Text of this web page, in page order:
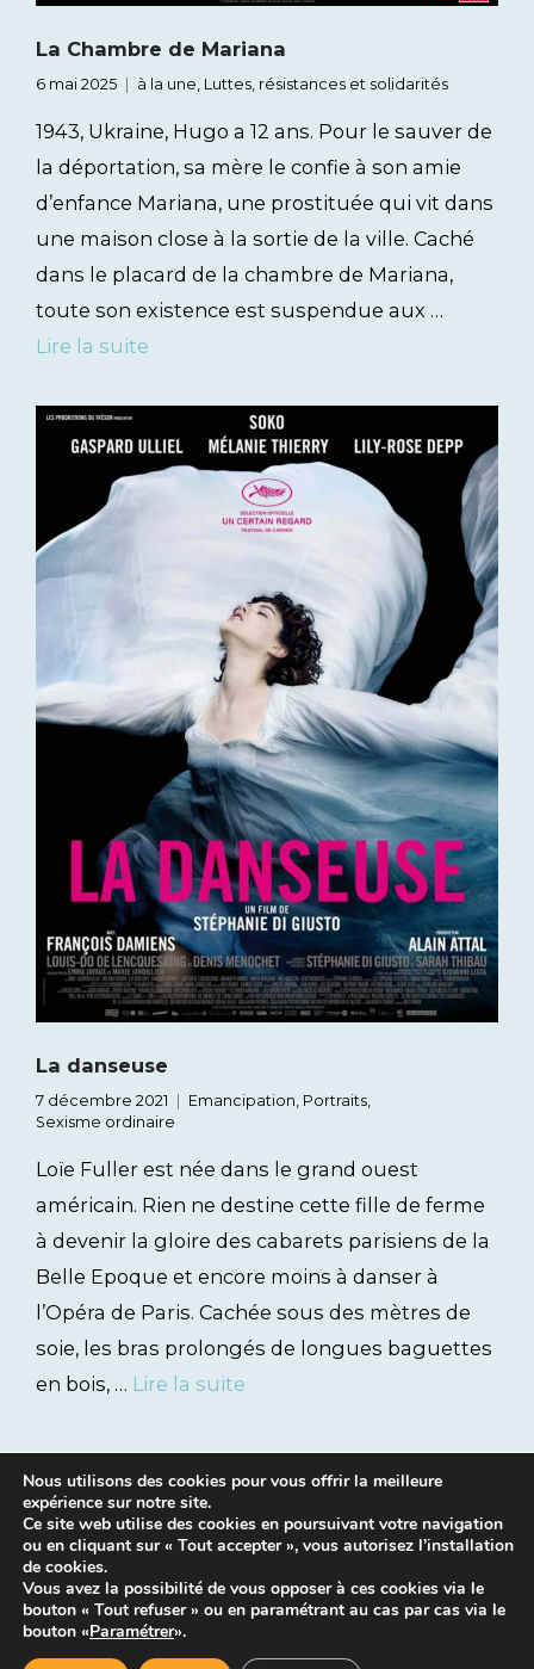
La Chambre de Mariana
6 mai 2025 à la une, Luttes, résistances et solidarités
1943, Ukraine, Hugo a 12 ans. Pour le sauver de
la déportation, sa mère le confie à son amie
d’enfance Mariana, une prostituée qui vit dans
une maison close à la sortie de la ville. Caché
dans le placard de la chambre de Mariana,
toute son existence est suspendue aux …
Lire la suite
La danseuse
7 décembre 2021 Emancipation, Portraits,
Sexisme ordinaire
Loïe Fuller est née dans le grand ouest
américain. Rien ne destine cette fille de ferme
à devenir la gloire des cabarets parisiens de la
Belle Epoque et encore moins à danser à
l’Opéra de Paris. Cachée sous des mètres de
soie, les bras prolongés de longues baguettes
en bois, … Lire la suite
Mentions légales
Nous utilisons des cookies pour vous offrir la meilleure
expérience sur notre site.
Ce site web utilise des cookies en poursuivant votre navigation
ou en cliquant sur « Tout accepter », vous autorisez l’installation
de cookies.
Vous avez la possibilité de vous opposer à ces cookies via le
bouton « Tout refuser » ou en paramétrant au cas par cas via le
bouton «Paramétrer».